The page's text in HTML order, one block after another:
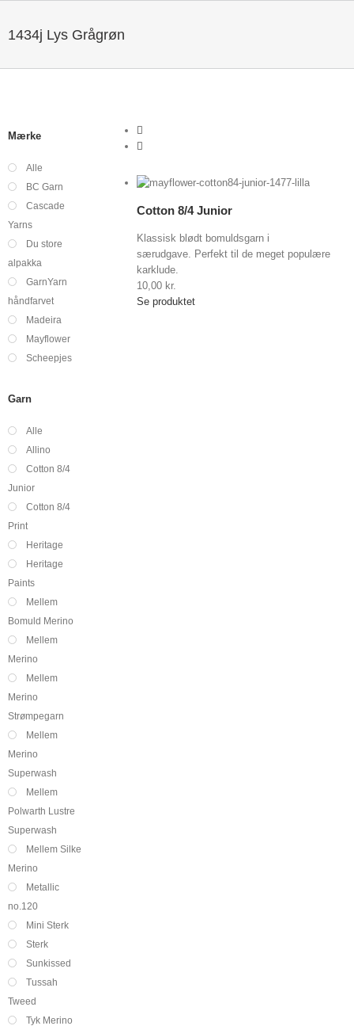
1434j Lys Grågrøn
Vis indkøbskurv
/
Cotton 8/4 Junior
Klassisk blødt bomuldsgarn i
særudgave. Perfekt til de meget populære
karklude.
10,00 kr.
Se produktet
Mærke
Alle
BC Garn
Cascade
Yarns
Du store
alpakka
GarnYarn
håndfarvet
Madeira
Mayflower
Scheepjes
Garn
Alle
Allino
Cotton 8/4
Junior
Cotton 8/4
Print
Heritage
Heritage
Paints
Mellem
Bomuld Merino
Mellem
Merino
Mellem
Merino
Strømpegarn
Mellem
Merino
Superwash
Mellem
Polwarth Lustre
Superwash
Mellem Silke
Merino
Metallic
no.120
Mini Sterk
Sterk
Sunkissed
Tussah
Tweed
Tyk Merino